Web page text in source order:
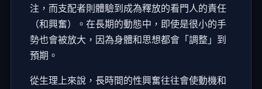
注，而支配者則體驗到成為釋放的看門人的責任
（和興奮）。在長期的動態中，即使是很小的手
勢也會被放大，因為身體和思想都會「調整」到
預期。
從生理上來說，長時間的性興奮往往會使動機和